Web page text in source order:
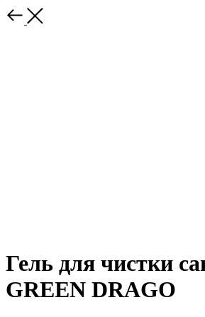
Гель для чистки
GREEN DRAGO